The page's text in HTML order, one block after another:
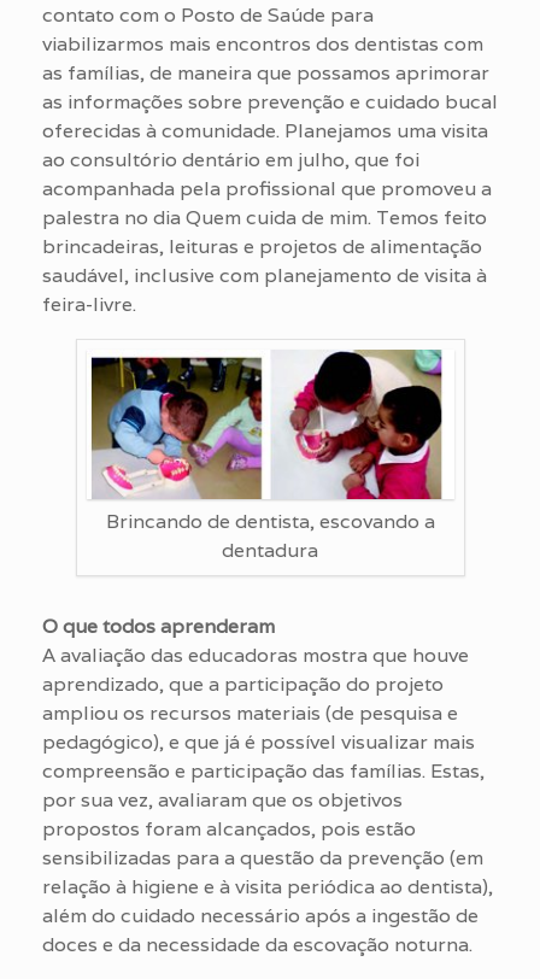
contato com o Posto de Saúde para
viabilizarmos mais encontros dos dentistas com
as famílias, de maneira que possamos aprimorar
as informações sobre prevenção e cuidado bucal
oferecidas à comunidade. Planejamos uma visita
ao consultório dentário em julho, que foi
acompanhada pela profissional que promoveu a
palestra no dia Quem cuida de mim. Temos feito
brincadeiras, leituras e projetos de alimentação
saudável, inclusive com planejamento de visita à
feira-livre.
Brincando de dentista, escovando a
dentadura
O que todos aprenderam
A avaliação das educadoras mostra que houve
aprendizado, que a participação do projeto
ampliou os recursos materiais (de pesquisa e
pedagógico), e que já é possível visualizar mais
compreensão e participação das famílias. Estas,
por sua vez, avaliaram que os objetivos
propostos foram alcançados, pois estão
sensibilizadas para a questão da prevenção (em
relação à higiene e à visita periódica ao dentista),
além do cuidado necessário após a ingestão de
doces e da necessidade da escovação noturna.